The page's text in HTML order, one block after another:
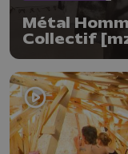
Métal
Collectif